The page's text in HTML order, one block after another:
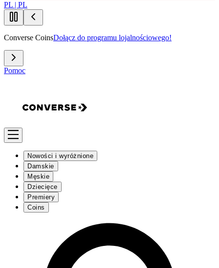
PL | PL
Converse CoinsDołącz do programu lojalnościowego!
Pomoc
Nowości i wyróżnione
Damskie
Męskie
Dziecięce
Premiery
Coins